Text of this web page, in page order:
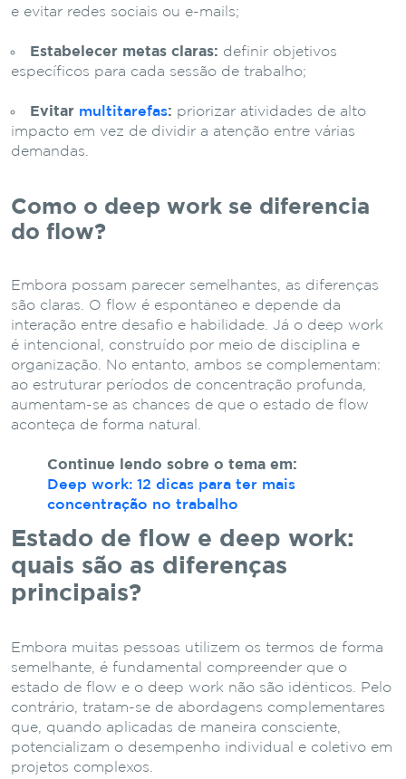
e evitar redes sociais ou e-mails;
Estabelecer metas claras: definir objetivos
específicos para cada sessão de trabalho;
Evitar multitarefas: priorizar atividades de alto
impacto em vez de dividir a atenção entre várias
demandas.
Como o deep work se diferencia
do flow?
Embora possam parecer semelhantes, as diferenças
são claras. O flow é espontâneo e depende da
interação entre desafio e habilidade. Já o deep work
é intencional, construído por meio de disciplina e
organização. No entanto, ambos se complementam:
ao estruturar períodos de concentração profunda,
aumentam-se as chances de que o estado de flow
aconteça de forma natural.
Continue lendo sobre o tema em:
Deep work: 12 dicas para ter mais
concentração no trabalho
Estado de flow e deep work:
quais são as diferenças
principais?
Embora muitas pessoas utilizem os termos de forma
semelhante, é fundamental compreender que o
estado de flow e o deep work não são idênticos. Pelo
contrário, tratam-se de abordagens complementares
que, quando aplicadas de maneira consciente,
potencializam o desempenho individual e coletivo em
projetos complexos.